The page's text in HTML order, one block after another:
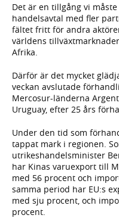
Det är en tillgång vi
handelsavtal med fler
fältet fritt för andra
världens
Afrika.
Därför är det mycket
veckan avslutade
Mercosur-länderna
Uruguay, efter 25 års
Under den tid som
tappat mark i regionen.
utrikeshandelsminister
har Kinas varuexport till
med 56 procent och
samma period har EU:s
med sju procent, och
procent.